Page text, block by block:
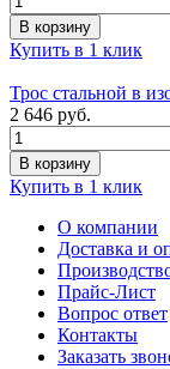
Купить в 1 клик
Трос стальной в
2 646 руб.
Купить в 1 клик
О компании
Доставка и
Прайс-Лист
Вопрос ответ
Контакты
Заказать